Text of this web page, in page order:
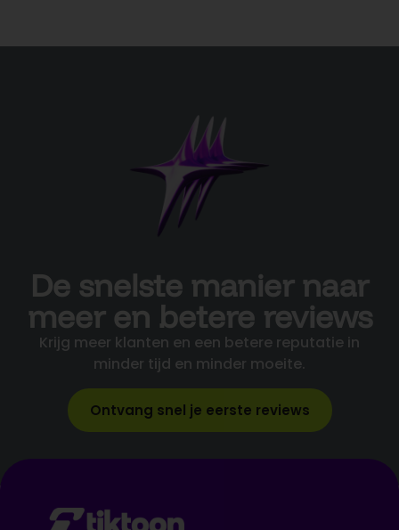
De snelste manier naar
meer en betere reviews
Krijg meer klanten en een betere reputatie in
minder tijd en minder moeite.
Ontvang snel je eerste reviews